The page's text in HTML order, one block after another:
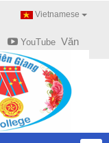
Vietnamese
YouTube Văn